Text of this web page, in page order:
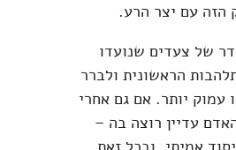
הזה עם יצר הרע.
של צעדים שנועדו
הראשונית ולברר
עמוק יותר. אם גם אחרי
עדיין רוצה בה –